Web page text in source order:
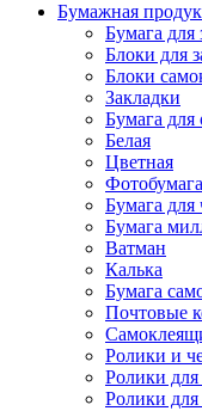
Бумажная
Бумага для
Блоки для
Блоки
Закладки
Бумага
Белая
Цветная
Фотобумага
Бумага для
Бумага
Ватман
Калька
Бумага
Почтовые
Ролики и
Ролики для
Ролики для